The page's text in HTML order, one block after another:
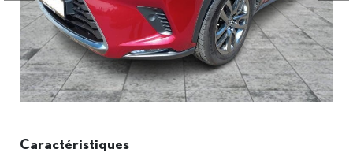
Caractéristiques